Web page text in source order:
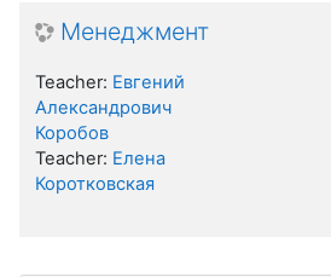
Менеджмент
Teacher: Евгений
Александрович
Коробов
Teacher: Елена
Коротковская